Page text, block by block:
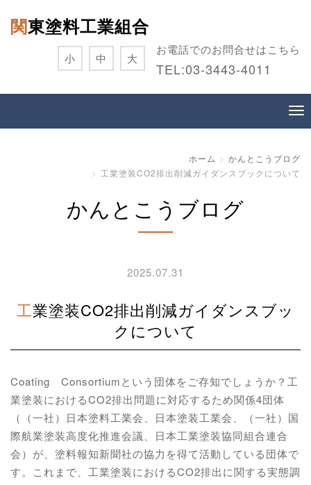
関東塗料工業組合
お電話でのお問合せはこちら
TEL:03-3443-4011
小 中 大
ホーム
かんとこうブログ
工業塗装CO2排出削減ガイダンスブックについて
かんとこうブログ
2025.07.31
工業塗装CO2排出削減ガイダンスブッ
クについて
Coating Consortiumという団体をご存知でしょうか？工
業塗装におけるCO2排出問題に対応するため関係4団体
（（一社）日本塗料工業会、日本塗装工業会、（一社）国
際航業塗装高度化推進会議、日本工業塗装協同組合連合
会）が、塗料報知新聞社の協力を得て活動している団体で
す。これまで、工業塗装におけるCO2排出に関する実態調